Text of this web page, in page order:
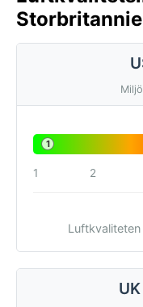
1
1 2